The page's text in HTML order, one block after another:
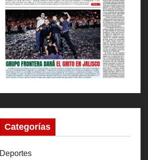
Categorías
Deportes